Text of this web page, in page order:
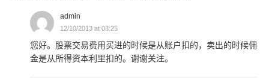
admin
12/10/2013 at 03:25
您好。股票交易费用买进的时候是从账户扣的，卖出的时候佣
金是从所得资本利里扣的。谢谢关注。